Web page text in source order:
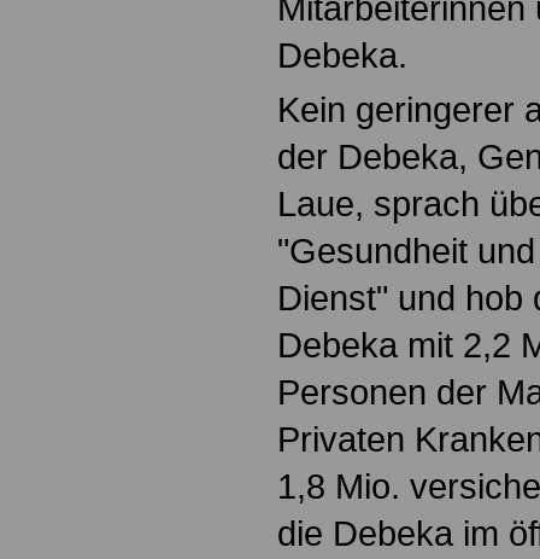
Debeka.
Kein geringerer
der Debeka,
Laue, sprach
"Gesundheit
Dienst" und hob
Debeka mit 2,2
Personen der
Privaten
1,8 Mio.
die Debeka im